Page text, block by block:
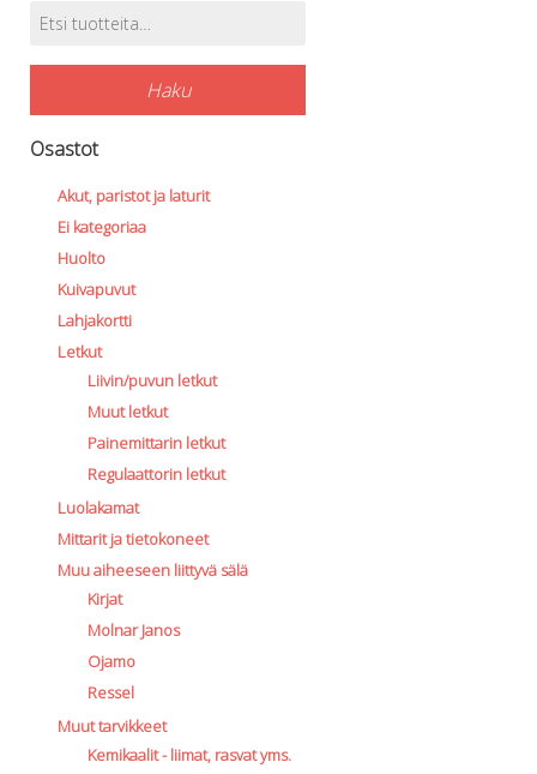
Tuotehaku
Etsi:
Haku
Osastot
Akut, paristot ja laturit
Ei kategoriaa
Huolto
Kuivapuvut
Lahjakortti
Letkut
Liivin/puvun letkut
Muut letkut
Painemittarin letkut
Regulaattorin letkut
Luolakamat
Mittarit ja tietokoneet
Muu aiheeseen liittyvä sälä
Kirjat
Molnar Janos
Ojamo
Ressel
Muut tarvikkeet
Kemikaalit - liimat, rasvat yms.